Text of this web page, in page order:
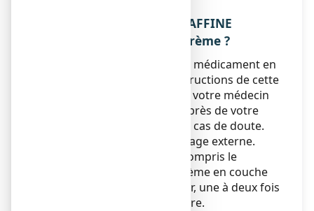
GLYCEROL/VASELINE/PARAFFINE
CRISTERS 15 %/8 %/2 %, crème ?
Veillez à toujours utiliser ce médicament en
suivant exactement les instructions de cette
notice ou les indications de votre médecin
ou pharmacien. Vérifiez auprès de votre
médecin ou pharmacien en cas de doute.
Voie cutanée, réservé à l’usage externe.
Chez l’adulte et l’enfant, y compris le
nourrisson, appliquez la crème en couche
mince sur les zones à traiter, une à deux fois
par jour, ou plus si nécessaire.